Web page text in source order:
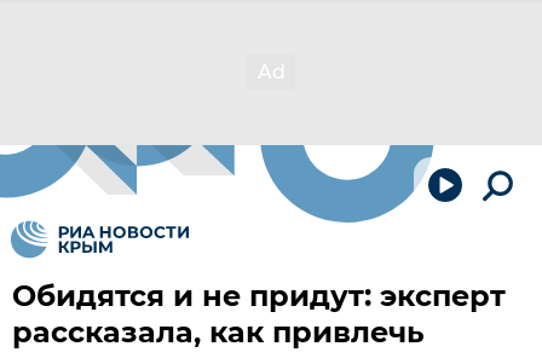
Обидятся и не придут: эксперт
рассказала, как привлечь